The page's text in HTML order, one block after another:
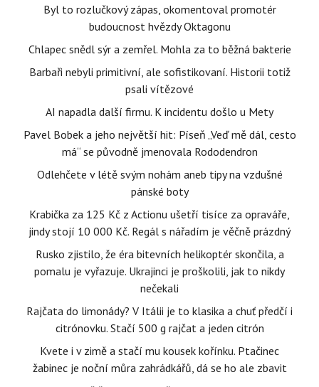
Byl to rozlučkový zápas, okomentoval promotér
budoucnost hvězdy Oktagonu
Chlapec snědl sýr a zemřel. Mohla za to běžná bakterie
Barbaři nebyli primitivní, ale sofistikovaní. Historii totiž
psali vítězové
AI napadla další firmu. K incidentu došlo u Mety
Pavel Bobek a jeho největší hit: Píseň „Veď mě dál, cesto
má“ se původně jmenovala Rododendron
Odlehčete v létě svým nohám aneb tipy na vzdušné
pánské boty
Krabička za 125 Kč z Actionu ušetří tisíce za opraváře,
jindy stojí 10 000 Kč. Regál s nářadím je věčně prázdný
Rusko zjistilo, že éra bitevních helikoptér skončila, a
pomalu je vyřazuje. Ukrajinci je proškolili, jak to nikdy
nečekali
Rajčata do limonády? V Itálii je to klasika a chuť předčí i
citrónovku. Stačí 500 g rajčat a jeden citrón
Kvete i v zimě a stačí mu kousek kořínku. Ptačinec
žabinec je noční můra zahrádkářů, dá se ho ale zbavit